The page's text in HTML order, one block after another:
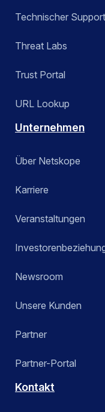
Technischer Support
Threat Labs
Trust Portal
URL Lookup
Unternehmen
Über Netskope
Karriere
Veranstaltungen
Newsroom
Unsere Kunden
Partner
Partner-Portal
Kontakt